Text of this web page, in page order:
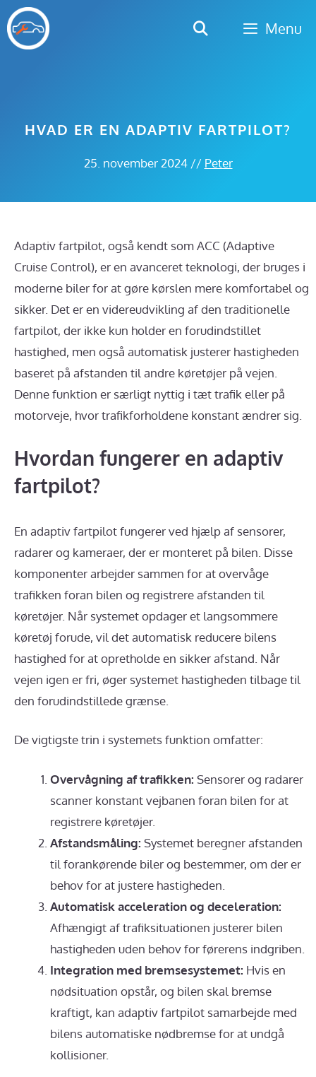
Hop
til
indhold
Menu
HVAD ER EN ADAPTIV FARTPILOT?
25. november 2024// Peter
Adaptiv fartpilot, også kendt som ACC (Adaptive
Cruise Control), er en avanceret teknologi, der bruges i
moderne biler for at gøre kørslen mere komfortabel og
sikker. Det er en videreudvikling af den traditionelle
fartpilot, der ikke kun holder en forudindstillet
hastighed, men også automatisk justerer hastigheden
baseret på afstanden til andre køretøjer på vejen.
Denne funktion er særligt nyttig i tæt trafik eller på
motorveje, hvor trafikforholdene konstant ændrer sig.
Hvordan fungerer en adaptiv
fartpilot?
En adaptiv fartpilot fungerer ved hjælp af sensorer,
radarer og kameraer, der er monteret på bilen. Disse
komponenter arbejder sammen for at overvåge
trafikken foran bilen og registrere afstanden til
køretøjer. Når systemet opdager et langsommere
køretøj forude, vil det automatisk reducere bilens
hastighed for at opretholde en sikker afstand. Når
vejen igen er fri, øger systemet hastigheden tilbage til
den forudindstillede grænse.
De vigtigste trin i systemets funktion omfatter:
Overvågning af trafikken: Sensorer og radarer
scanner konstant vejbanen foran bilen for at
registrere køretøjer.
Afstandsmåling: Systemet beregner afstanden
til forankørende biler og bestemmer, om der er
behov for at justere hastigheden.
Automatisk acceleration og deceleration:
Afhængigt af trafiksituationen justerer bilen
hastigheden uden behov for førerens indgriben.
Integration med bremsesystemet: Hvis en
nødsituation opstår, og bilen skal bremse
kraftigt, kan adaptiv fartpilot samarbejde med
bilens automatiske nødbremse for at undgå
kollisioner.